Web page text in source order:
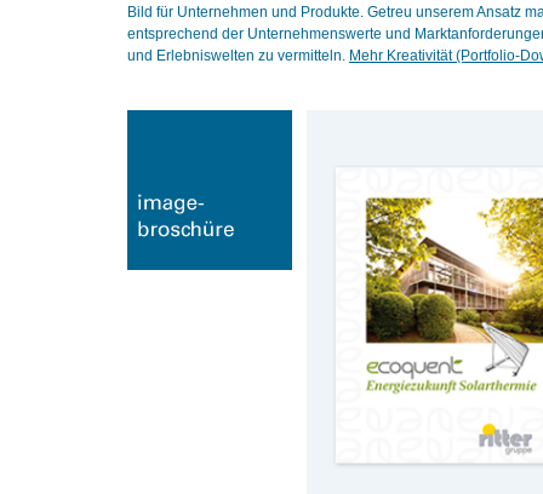
Bild für Unternehmen und Produkte. Getreu unserem Ansatz
entsprechend der Unternehmenswerte und
und Erlebniswelten zu vermitteln. Mehr Kreativität (Portfolio-